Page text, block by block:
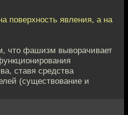
поверхность явления, а на
что фашизм выворачивает
ставя средства
(существование и